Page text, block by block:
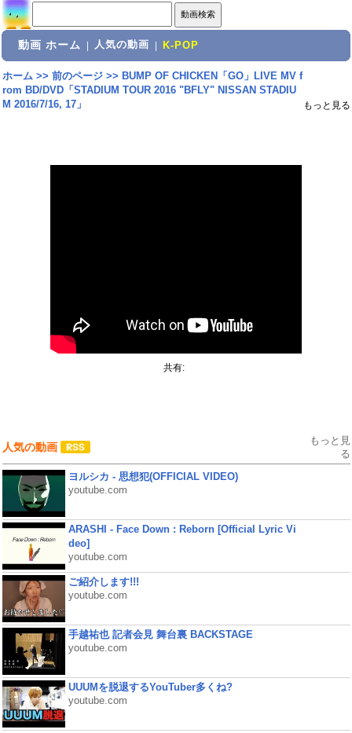
動画 ホーム 人気の動画 K-POP
ホーム>> 前のページ>> BUMP OF CHICKEN「GO」LIVE MV f
rom BD/DVD「STADIUM TOUR 2016 "BFLY" NISSAN STADIU
M 2016/7/16, 17」
もっと見る
共有:
人気の動画
もっと見
る
ヨルシカ - 思想犯(OFFICIAL VIDEO)
youtube.com
ARASHI - Face Down : Reborn [Official Lyric Vi
deo]
youtube.com
ご紹介します!!!
youtube.com
手越祐也 記者会見 舞台裏 BACKSTAGE
youtube.com
UUUMを脱退するYouTuber多くね?
youtube.com